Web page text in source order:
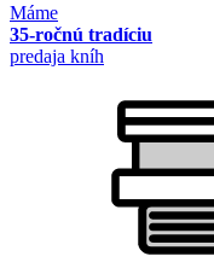
Máme
35-ročnú tradíciu
predaja kníh